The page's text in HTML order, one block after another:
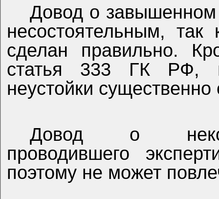
Довод о завышенном
несостоятельным, так
сделан правильно.
статья 333 ГК РФ, в
неустойки
Довод о
проводившего
поэтому не может